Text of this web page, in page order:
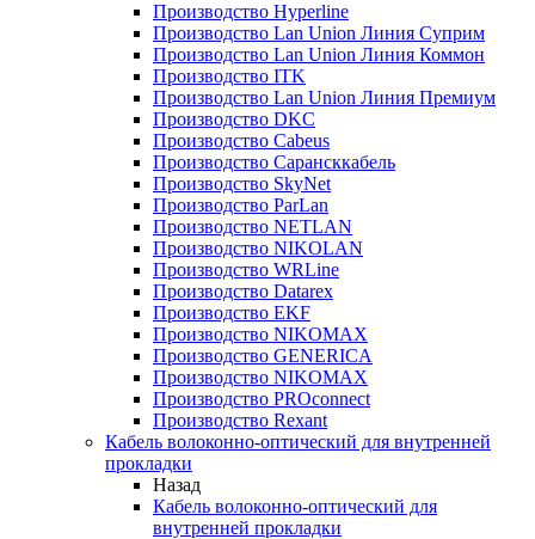
Производство Hyperline
Производство Lan Union Линия Суприм
Производство Lan Union Линия Коммон
Производство ITK
Производство Lan Union Линия Премиум
Производство DKC
Производство Cabeus
Производство Сарансккабель
Производство SkyNet
Производство ParLan
Производство NETLAN
Производство NIKOLAN
Производство WRLine
Производство Datarex
Производство EKF
Производство NIKOMAX
Производство GENERICA
Производство NIKOMAX
Производство PROconnect
Производство Rexant
Кабель волоконно-оптический для внутренней
прокладки
Назад
Кабель волоконно-оптический для
внутренней прокладки